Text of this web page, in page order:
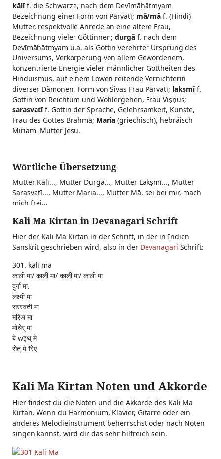
kālīf. die Schwarze, nach dem Devīmāhātmyam
Bezeichnung einer Form von Pārvatī; mā/mã f. (Hindi)
Mutter, respektvolle Anrede an eine ältere Frau,
Bezeichnung vieler Göttinnen; durgā f. nach dem
Devīmāhātmyam u.a. als Göttin verehrter Ursprung des
Universums, Verkörperung von allem Gewordenem,
konzentrierte Energie vieler männlicher Gottheiten des
Hinduismus, auf einem Löwen reitende Vernichterin
diverser Dämonen, Form von Śivas Frau Pārvatī; lakṣmīf.
Göttin von Reichtum und Wohlergehen, Frau Viṣṇus;
sarasvatīf. Göttin der Sprache, Gelehrsamkeit, Künste,
Frau des Gottes Brahmā; Maria (griechisch), hebräisch
Miriam, Mutter Jesu.
Wörtliche Übersetzung
Mutter Kālī..., Mutter Durgā..., Mutter Lakṣmī..., Mutter
Sarasvatī..., Mutter Maria..., Mutter Mā, sei bei mir, mach
mich frei...
Kali Ma Kirtan in Devanagari Schrift
Hier der Kali Ma Kirtan in der Schrift, in der in Indien
Sanskrit geschrieben wird, also in der Devanagari Schrift:
301. kālī mā
काली मा/ काली मा/ काली मा/ काली मा
दुर्गा मा.
लक्ष्मी मा
सरस्वती मा
मरिअ मा
मोथेर् मा
बे wइथ् मे
सेत् मे fरेए
Kali Ma Kirtan Noten und Akkorde
Hier findest du die Noten und die Akkorde des Kali Ma
Kirtan. Wenn du Harmonium, Klavier, Gitarre oder ein
anderes Melodieinstrument beherrschst oder nach Noten
singen kannst, wird dir das sehr hilfreich sein.